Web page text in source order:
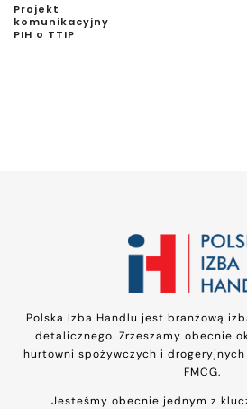
Projekt
komunikacyjny
PIH o TTIP
Polska Izba Handlu jest branżową
detalicznego. Zrzeszamy obecnie
hurtowni spożywczych i
FMCG.
Jesteśmy obecnie jednym z